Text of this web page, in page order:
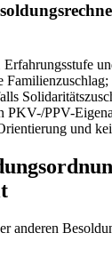
PKV-/PPV-
und
anderen